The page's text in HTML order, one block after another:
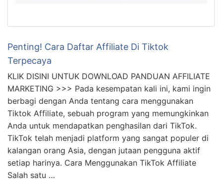
Penting! Cara Daftar Affiliate Di Tiktok
Terpecaya
KLIK DISINI UNTUK DOWNLOAD PANDUAN AFFILIATE
MARKETING >>> Pada kesempatan kali ini, kami ingin
berbagi dengan Anda tentang cara menggunakan
Tiktok Affiliate, sebuah program yang memungkinkan
Anda untuk mendapatkan penghasilan dari TikTok.
TikTok telah menjadi platform yang sangat populer di
kalangan orang Asia, dengan jutaan pengguna aktif
setiap harinya. Cara Menggunakan TikTok Affiliate
Salah satu …